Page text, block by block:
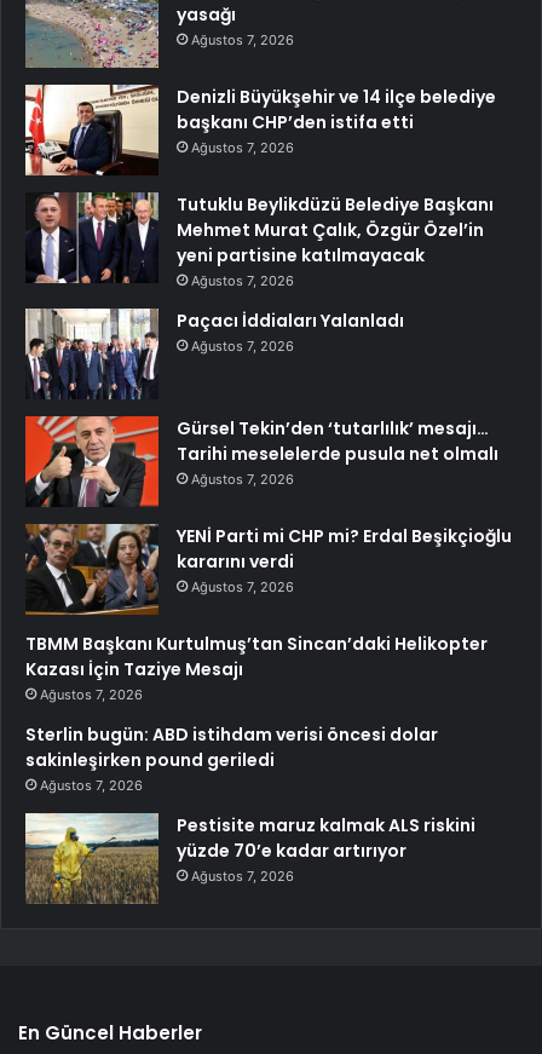
yasağı
Ağustos 7, 2026
Denizli Büyükşehir ve 14 ilçe belediye
başkanı CHP’den istifa etti
Ağustos 7, 2026
Tutuklu Beylikdüzü Belediye Başkanı
Mehmet Murat Çalık, Özgür Özel’in
yeni partisine katılmayacak
Ağustos 7, 2026
Paçacı İddiaları Yalanladı
Ağustos 7, 2026
Gürsel Tekin’den ‘tutarlılık’ mesajı…
Tarihi meselelerde pusula net olmalı
Ağustos 7, 2026
YENİ Parti mi CHP mi? Erdal Beşikçioğlu
kararını verdi
Ağustos 7, 2026
TBMM Başkanı Kurtulmuş’tan Sincan’daki Helikopter
Kazası İçin Taziye Mesajı
Ağustos 7, 2026
Sterlin bugün: ABD istihdam verisi öncesi dolar
sakinleşirken pound geriledi
Ağustos 7, 2026
Pestisite maruz kalmak ALS riskini
yüzde 70’e kadar artırıyor
Ağustos 7, 2026
En Güncel Haberler